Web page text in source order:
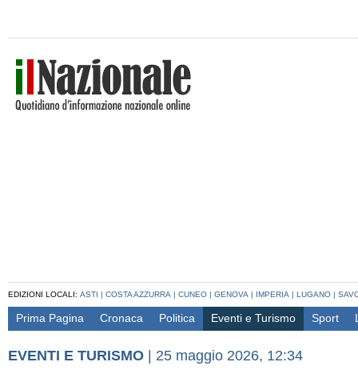
EDIZIONI LOCALI: ASTI | COSTA AZZURRA | CUNEO | GENOVA | IMPERIA | LUGANO |
Prima Pagina Cronaca Politica Eventi e Turismo Sport
EVENTI E TURISMO | 25 maggio 2026, 12:34